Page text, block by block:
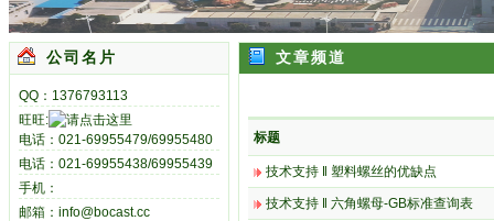
文章频道
标题
技术支持 塑料螺丝的优缺点
技术支持 六角螺母-GB标准查询表
公司名片
QQ：1376793113
旺旺:
电话：021-69955479/69955480
电话：021-69955438/69955439
手机：
邮箱：info@bocast.cc